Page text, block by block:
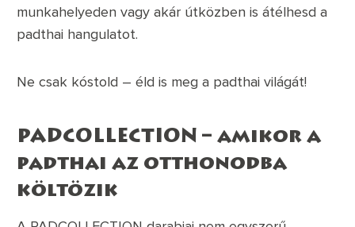
munkahelyeden vagy akár útközben is átélhesd a
padthai hangulatot.
Ne csak kóstold – éld is meg a padthai világát!
PADCOLLECTION – amikor a
padthai az otthonodba
költözik